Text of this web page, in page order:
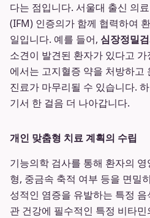
다는 점입니다. 서울대 출신 의
(IFM) 인증의가 함께 협력하여
일입니다. 예를 들어, 심장정밀
소견이 발견된 환자가 있다고
에서는 고지혈증 약을 처방하고
진료가 마무리될 수 있습니다.
기서 한 걸음 더 나아갑니다.
개인 맞춤형 치료 계획의 수립
기능의학 검사를 통해 환자의
형, 중금속 축적 여부 등을 면밀
성적인 염증을 유발하는 특정
관 건강에 필수적인 특정 비타